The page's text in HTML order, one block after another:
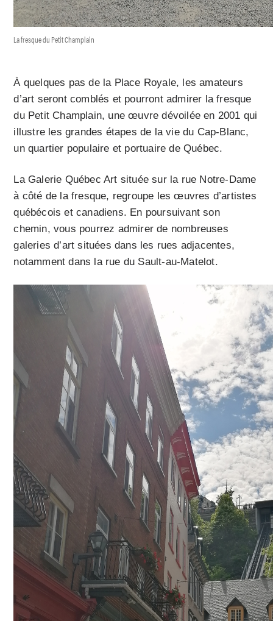
La fresque du Petit Champlain
À quelques pas de la Place Royale, les amateurs
d’art seront comblés et pourront admirer la fresque
du Petit Champlain, une œuvre dévoilée en 2001 qui
illustre les grandes étapes de la vie du Cap-Blanc,
un quartier populaire et portuaire de Québec.
La Galerie Québec Art située sur la rue Notre-Dame
à côté de la fresque, regroupe les œuvres d’artistes
québécois et canadiens. En poursuivant son
chemin, vous pourrez admirer de nombreuses
galeries d’art situées dans les rues adjacentes,
notamment dans la rue du Sault-au-Matelot.